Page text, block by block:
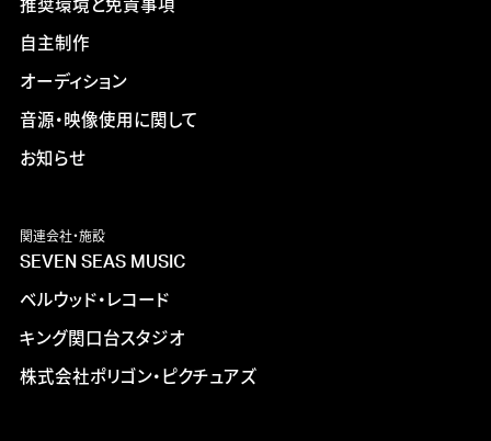
推奨環境と免責事項
自主制作
オーディション
音源・映像使用に関して
お知らせ
関連会社・施設
SEVEN SEAS MUSIC
ベルウッド・レコード
キング関口台スタジオ
株式会社ポリゴン・ピクチュアズ